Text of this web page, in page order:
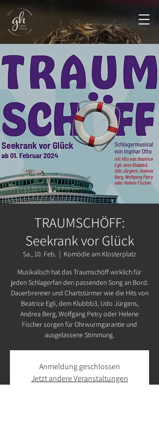
TRAUMSCHÖFF:
Seekrank vor Glück
Sa., 10. Feb.
  |
Komödie am Klosterplatz
Musikalisch hat das Traumschöff wirklich für
jeden Schlagerfan den passenden Song an Bord.
Dauerbrenner und Chartstürmer wie die Hits von
Beatrice Egli, dem Klubbb3, Udo Jürgens,
Andrea Berg, Wolfgang Petry oder Helene
Fischer sorgen für Ohrwurmgarantie und
ausgelassene Stimmung.
Anmeldung geschlossen
Jetzt andere Veranstaltungen